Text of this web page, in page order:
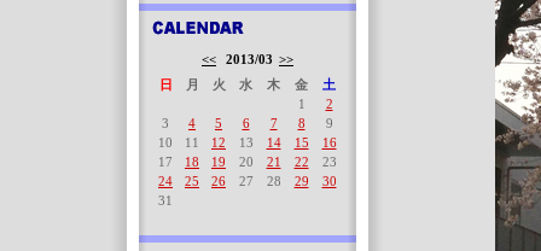
<< 2013/03 >>
日
月 火 水 木 金
土
1
2
3
4 5 6 7 8
9
10
11 12 13 14 15
16
17
18 19 20 21 22
23
24
25 26 27 28 29
30
31